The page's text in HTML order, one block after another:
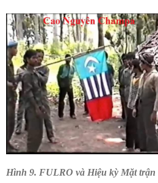
Hình 9. FULRO và Hiệu kỳ Mặt trận